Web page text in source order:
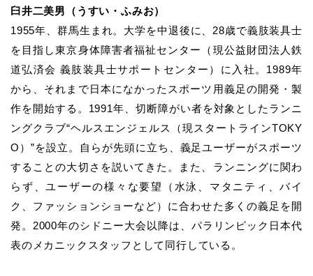
臼井二美男（うすい・ふみお）
1955年、群馬生まれ。大学を中退後に、28歳で義肢装具士
を目指し東京身体障害者福祉センター（現公益財団法人鉄
道弘済会 義肢装具士サポートセンター） に入社。1989年
から、それまで日本になかったスポーツ用義足の開発・製
作を開始する。1991年、切断障がい者を対象としたランニ
ングクラブ“ヘルスエンジェルス（現スタートラインTOKY
O）”を設立。自らが先頭に立ち、義足ユーザーがスポーツ
することの大切さを説いてきた。また、ランニングに関わ
らず、ユーザーの様々な要望（水泳、マタニティ、バイ
ク、ファッションショーなど）に合わせた多くの義足を開
発。2000年のシドニー大会以降は、パラリンピック日本代
表のメカニックスタッフとして同行している。